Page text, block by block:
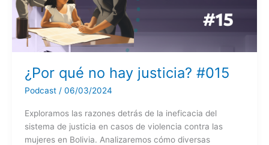
¿Por qué no hay justicia? #015
Podcast/ 06/03/2024
Exploramos las razones detrás de la ineficacia del
sistema de justicia en casos de violencia contra las
mujeres en Bolivia. Analizaremos cómo diversas